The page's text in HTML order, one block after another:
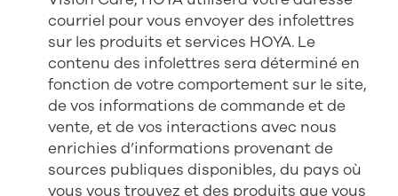
courriel pour vous envoyer des infolettres
sur les produits et services HOYA. Le
contenu des infolettres sera déterminé en
fonction de votre comportement sur le site,
de vos informations de commande et de
vente, et de vos interactions avec nous
enrichies d’informations provenant de
sources publiques disponibles, du pays où
vous vous trouvez et des produits que vous